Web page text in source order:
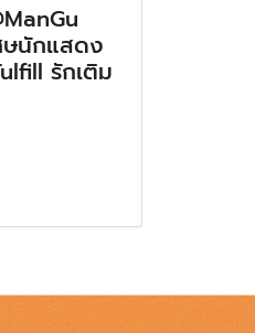
นักแสดง
รักเติม